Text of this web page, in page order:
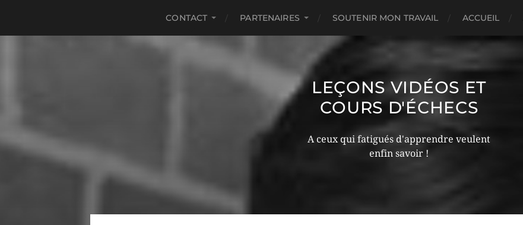
CONTACT PARTENAIRES SOUTENIR MON TRAVAIL ACCUEIL
LEÇONS VIDÉOS ET
COURS D'ÉCHECS
A ceux qui fatigués d'apprendre veulent
enfin savoir !